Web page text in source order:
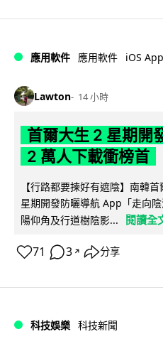
應用軟件 應用軟件 iOS App
Lawton 14 小時
首爾大生 2 星期開
2 萬人下載衝榜首
【行路都要揀好有遮陰】南韓
星期開發防曬導航 App「走向
陽仰角及行道樹陰影...
閱讀全
71 3 ↗ 分享
科技娛樂 科技新聞